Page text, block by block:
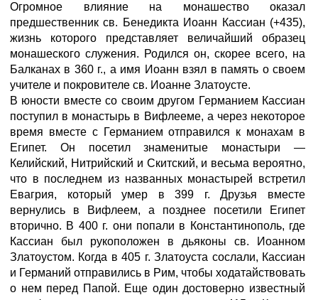
Огромное влияние на монашество оказал
предшественник св. Бенедикта Иоанн Кассиан (+435),
жизнь которого представляет величайший образец
монашеского служения. Родился он, скорее всего, на
Балканах в 360 г., а имя Иоанн взял в память о своем
учителе и покровителе св. Иоанне Златоусте.
В юности вместе со своим другом Германием Кассиан
поступил в монастырь в Вифлееме, а через некоторое
время вместе с Германием отправился к монахам в
Египет. Он посетил знаменитые монастыри —
Келийский, Нитрийский и Скитский, и весьма вероятно,
что в последнем из названных монастырей встретил
Евагрия, который умер в 399 г. Друзья вместе
вернулись в Вифлеем, а позднее посетили Египет
вторично. В 400 г. они попали в Константинополь, где
Кассиан был рукоположен в дьяконы св. Иоанном
Златоустом. Когда в 405 г. Златоуста сослали, Кассиан
и Германий отправились в Рим, чтобы ходатайствовать
о нем перед Папой. Еще один достоверно известный